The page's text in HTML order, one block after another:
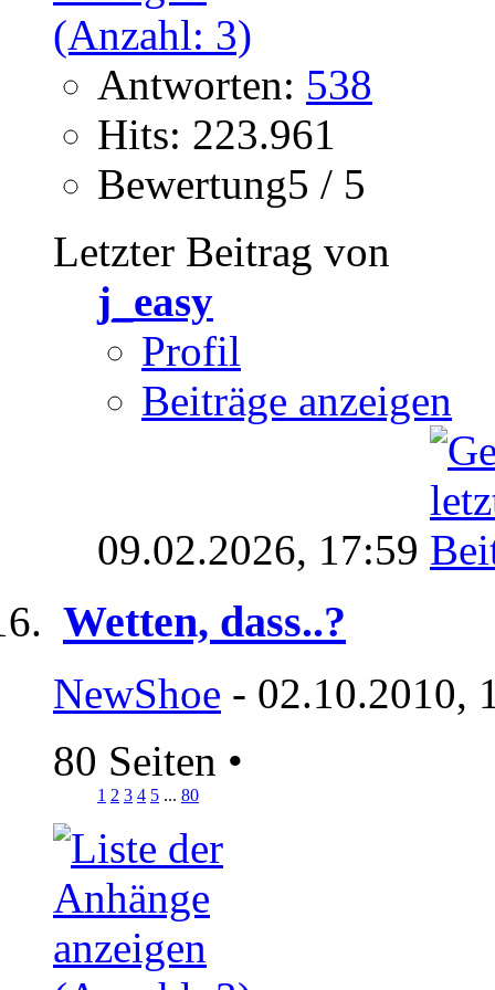
Antworten: 538
Hits: 223.961
Bewertung5 / 5
Letzter Beitrag von
j_easy
Profil
Beiträge anzeigen
09.02.2026, 17:59
Wetten, dass..?
NewShoe - 02.10.2010,
80 Seiten •
1 2 3 4 5 ... 80